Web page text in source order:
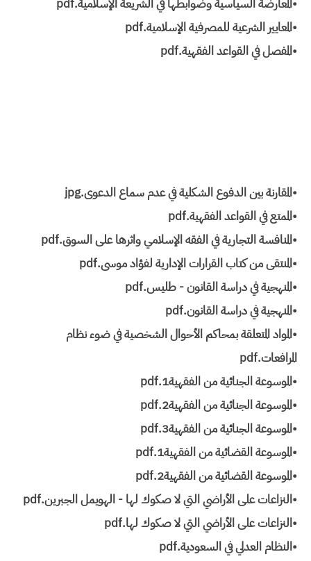
•المعارضة السياسية وضوابطها في الشريعة الإسلامية.pdf
•المعايير الشرعية للمصرفية الإسلامية.pdf
•المفصل في القواعد الفقهية.pdf
•المقارنة بين الدفوع الشكلية في عدم سماع الدعوى.jpg
•الممتع في القواعد الفقهية.pdf
•المنافسة التجارية في الفقه الإسلامي واثرها على السوق.pdf
•المنتقى من كتاب القرارات الإدارية لفؤاد موسى.pdf
•المنهجية في دراسة القانون - طليس.pdf
•المنهجية في دراسة القانون.pdf
•المواد المتعلقة بمحاكم الأحوال الشخصية في ضوء نظام
المرافعات.pdf
•الموسوعة الجنائية من الفقهية1.pdf
•الموسوعة الجنائية من الفقهية2.pdf
•الموسوعة الجنائية من الفقهية3.pdf
•الموسوعة القضائية من الفقهية1.pdf
•الموسوعة القضائية من الفقهية2.pdf
•النزاعات على الأراضي التي لا صكوك لها - الهويمل الجبرين.pdf
•النزاعات على الأراضي التي لا صكوك لها.pdf
•النظام العدلي في السعودية.pdf